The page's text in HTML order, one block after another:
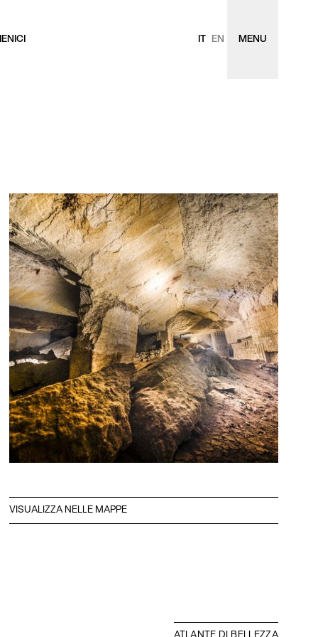
IT EN MENU
VISUALIZZA NELLE MAPPE